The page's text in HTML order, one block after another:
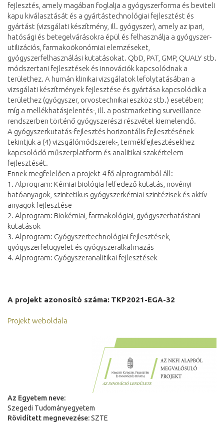
fejlesztés, amely magában foglalja a gyógyszerforma és beviteli
kapu kiválasztását és a gyártástechnológiai fejlesztést és
gyártást (vizsgálati készítmény, ill. gyógyszer), amely az ipari,
hatósági és betegelvárásokra épül és felhasználja a gyógyszer-
utilizációs, farmakoökonómiai elemzéseket,
gyógyszerfelhasználási kutatásokat. QbD, PAT, GMP, QUALY stb.
módszertani fejlesztések és innovációk kapcsolódnak a
területhez. A humán klinikai vizsgálatok lefolytatásában a
vizsgálati készítmények fejlesztése és gyártása kapcsolódik a
területhez (gyógyszer, orvostechnikai eszköz stb.) esetében;
míg a mellékhatásjelentés-, ill. a postmarketing surveillance
rendszerben történő gyógyszerészi részvétel kiemelendő.
A gyógyszerkutatás-fejlesztés horizontális fejlesztésének
tekintjük a (4) vizsgálómódszerek-, termékfejlesztésekhez
kapcsolódó műszerplatform és analitikai szakértelem
fejlesztését.
Ennek megfelelően a projekt 4 fő alprogramból áll:
1. Alprogram: Kémiai biológia felfedező kutatás, növényi
hatóanyagok, szintetikus gyógyszerkémiai szintézisek és aktív
anyagok fejlesztése
2. Alprogram: Biokémiai, farmakológiai, gyógyszerhatástani
kutatások
3. Alprogram: Gyógyszertechnológiai fejlesztések,
gyógyszerfelügyelet és gyógyszeralkalmazás
4. Alprogram: Gyógyszeranalitikai fejlesztések
A projekt azonosító száma: TKP2021-EGA-32
Projekt weboldala
Az Egyetem neve:
Szegedi Tudományegyetem
Rövidített megnevezése:SZTE